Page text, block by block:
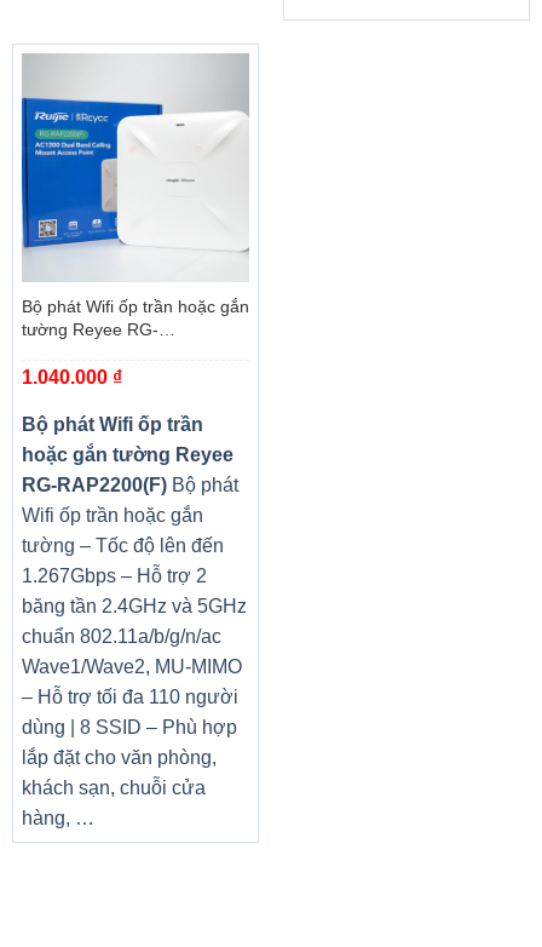
Bộ phát Wifi ốp trần hoặc gắn
tường Reyee RG-
1.040.000 ₫
Bộ phát Wifi ốp trần
hoặc gắn tường Reyee
RG-RAP2200(F)Bộ phát
Wifi ốp trần hoặc gắn
tường – Tốc độ lên đến
1.267Gbps – Hỗ trợ 2
băng tần 2.4GHz và 5GHz
chuẩn 802.11a/b/g/n/ac
Wave1/Wave2, MU-MIMO
– Hỗ trợ tối đa 110 người
dùng | 8 SSID – Phù hợp
lắp đặt cho văn phòng,
khách sạn, chuỗi cửa
hàng, …